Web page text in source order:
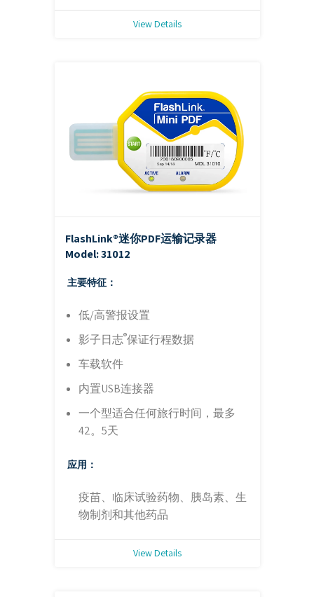
View Details
FlashLink®迷你PDF运输记录器
Model: 31012
主要特征：
低/高警报设置
影子日志®保证行程数据
车载软件
内置USB连接器
一个型适合任何旅行时间，最多
42。5天
应用：
疫苗、临床试验药物、胰岛素、生
物制剂和其他药品
View Details